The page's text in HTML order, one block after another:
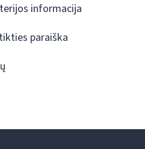
informacija
paraiška